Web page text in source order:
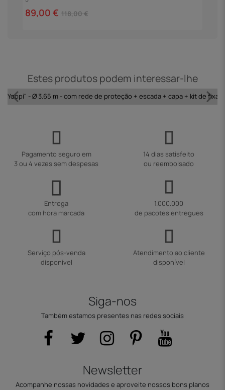
89,00 € 118,00 €
Estes produtos podem interessar-lhe
"Yoopi" - Ø 3.65 m - com rede de proteção + escada + capa + kit de
Pagamento seguro em
3 ou 4 vezes sem despesas
14 dias satisfeito
ou reembolsado
Entrega
com hora marcada
1.000.000
de pacotes entregues
Serviço pós-venda
disponível
Atendimento ao cliente
disponível
Siga-nos
Também estamos presentes nas redes sociais
Newsletter
Acompanhe nossas novidades e aproveite nossos bons planos